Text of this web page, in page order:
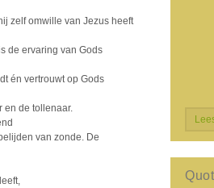
zelf omwille van Jezus heeft
de ervaring van Gods
én vertrouwt op Gods
en de tollenaar.
van zonde. De